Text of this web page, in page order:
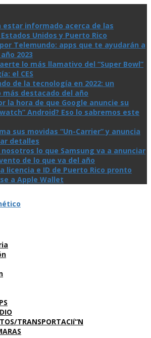
estar informado acerca de las
Unidos y Puerto Rico
por Telemundo: apps que te ayudarán a
2023
lo más llamativo del “Super Bowl”
el CES
de la tecnologí­a en 2022: un
más destacado del año
la hora de que Google anuncie su
Android? Eso lo sabremos este
sus movidas “Un-Carrier” y anuncia
detalles
nosotros lo que Samsung va a anunciar
de lo que va del año
licencia e ID de Puerto Rico pronto
a Apple Wallet
TRANSPORTACIí“N